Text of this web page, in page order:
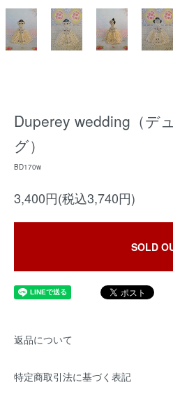
Duperey wedding（デ
グ）
BD170w
3,400円(税込3,740円)
SOLD
返品について
特定商取引法に基づく表記